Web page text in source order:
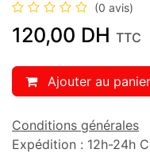
(0 avis)
120,00 DH TTC
Ajouter au panier
Conditions générales
Expédition : 12h-24h